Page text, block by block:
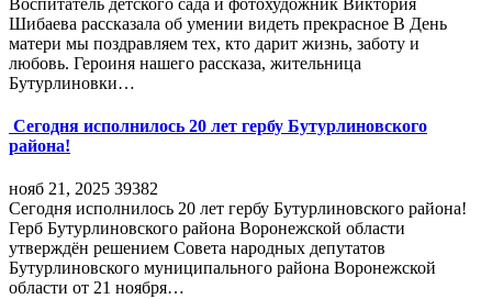
Шибаева рассказала об умении видеть прекрасное В День
матери мы поздравляем тех, кто дарит жизнь, заботу и
любовь. Героиня нашего рассказа, жительница
Бутурлиновки…
Сегодня исполнилось 20 лет гербу Бутурлиновского
района!
нояб 21, 2025 39382
Сегодня исполнилось 20 лет гербу Бутурлиновского района!
Герб Бутурлиновского района Воронежской области
утверждён решением Совета народных депутатов
Бутурлиновского муниципального района Воронежской
области от 21 ноября…